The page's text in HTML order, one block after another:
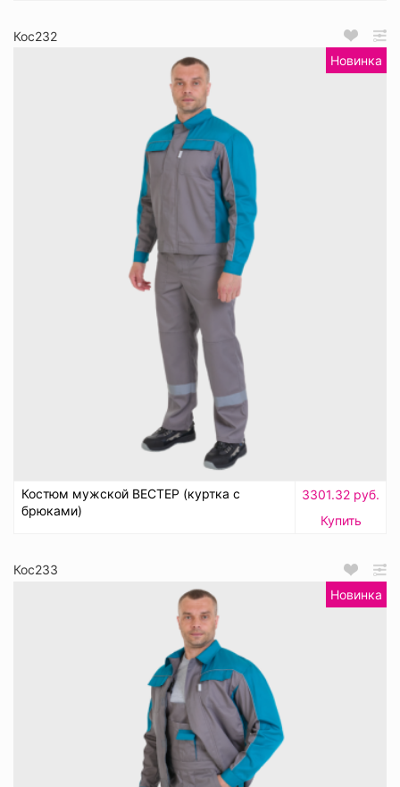
Кос232
Новинка
Костюм мужской ВЕСТЕР (куртка с
брюками)
3301.32 руб.
Купить
Кос233
Новинка